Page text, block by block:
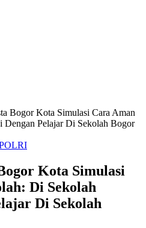
Bogor Kota Simulasi Cara Aman
Dengan Pelajar Di Sekolah Bogor
Kota Simulasi
Di Sekolah
Di Sekolah